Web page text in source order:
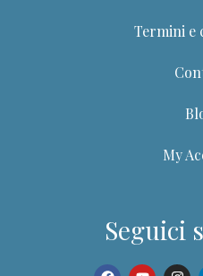
Termini e
My
Seguici